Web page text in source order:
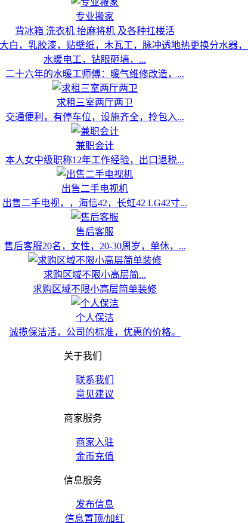
专业搬家
背冰箱 洗衣机 抬麻将机 及各种扛楼活
水暖电工，钻眼砸墙，...
二十六年的水暖工师傅：暖气维修改造，...
求租三室两厅两卫
交通便利，有停车位，设施齐全，拎包入...
兼职会计
本人女中级职称12年工作经验，出口退税...
出售二手电视机
出售二手电视，，海信42，长虹42 LG42寸...
售后客服
售后客服20名，女性，20-30周岁，单休，...
求购区域不限小高层简...
求购区域不限小高层简单装修
个人保洁
诚揽保洁活，公司的标准，优惠的价格。
关于我们
联系我们
意见建议
商家服务
商家入驻
金币充值
信息服务
发布信息
信息置顶/加红